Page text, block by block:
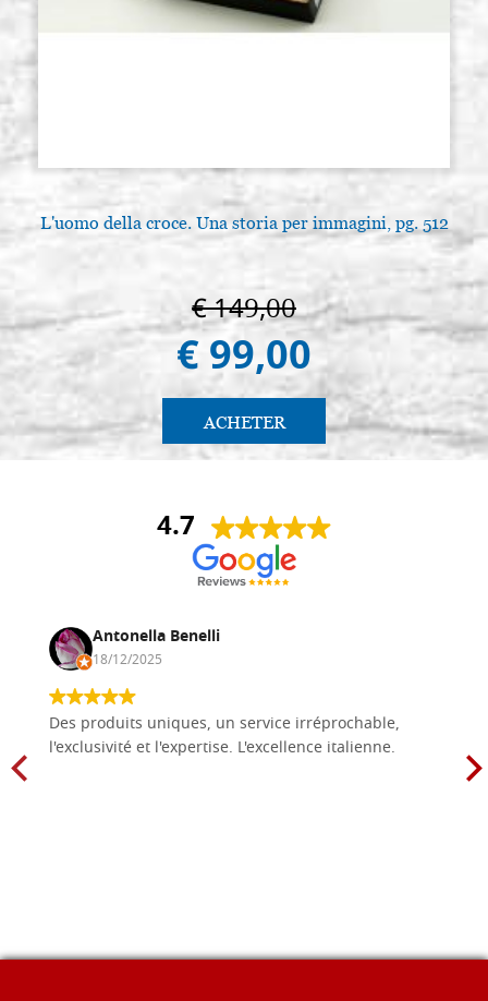
L'uomo della croce. Una storia per immagini, pg. 512
€ 149,00
€ 99,00
ACHETER
4.7
Antonella Benelli
18/12/2025
Des produits uniques, un service irréprochable,
l'exclusivité et l'expertise. L'excellence italienne.